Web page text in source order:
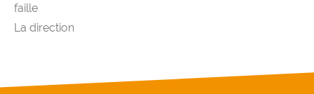
faille
La direction